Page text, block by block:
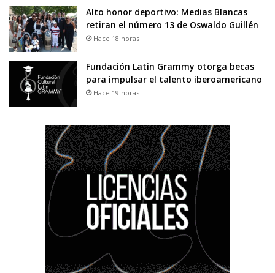
Alto honor deportivo: Medias Blancas
retiran el número 13 de Oswaldo Guillén
Hace 18 horas
Fundación Latin Grammy otorga becas
para impulsar el talento iberoamericano
Hace 19 horas